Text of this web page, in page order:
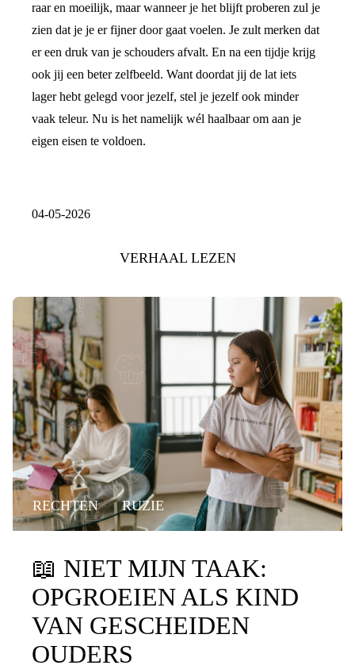
raar en moeilijk, maar wanneer je het blijft proberen zul je
zien dat je je er fijner door gaat voelen. Je zult merken dat
er een druk van je schouders afvalt. En na een tijdje krijg
ook jij een beter zelfbeeld. Want doordat jij de lat iets
lager hebt gelegd voor jezelf, stel je jezelf ook minder
vaak teleur. Nu is het namelijk wél haalbaar om aan je
eigen eisen te voldoen.
04-05-2026
VERHAAL LEZEN
RECHTEN RUZIE
📖 NIET MIJN TAAK:
OPGROEIEN ALS KIND
VAN GESCHEIDEN
OUDERS